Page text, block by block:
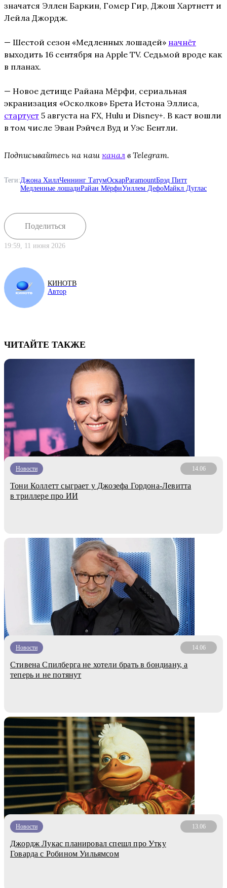
значатся Эллен Баркин, Гомер Гир, Джош Хартнетт и
Лейла Джордж.
— Шестой сезон «Медленных лошадей» начнёт
выходить 16 сентября на Apple TV. Седьмой вроде как
в планах.
— Новое детище Райана Мёрфи, сериальная
экранизация «Осколков» Брета Истона Эллиса,
стартует 5 августа на FX, Hulu и Disney+. В каст вошли
в том числе Эван Рэйчел Вуд и Уэс Бентли.
Подписывайтесь на наш канал в Telegram.
Теги:Джона ХиллЧеннинг ТатумОскарParamountБрэд Питт
Медленные лошадиРайан МёрфиУиллем ДефоМайкл Дуглас
Поделиться
19:59, 11 июня 2026
КИНОТВ
Автор
ЧИТАЙТЕ ТАКЖЕ
Новости 14.06
Тони Коллетт сыграет у Джозефа Гордона-Левитта
в триллере про ИИ
Новости 14.06
Стивена Спилберга не хотели брать в бондиану, а
теперь и не потянут
Новости 13.06
Джордж Лукас планировал спешл про Утку
Говарда с Робином Уильямсом